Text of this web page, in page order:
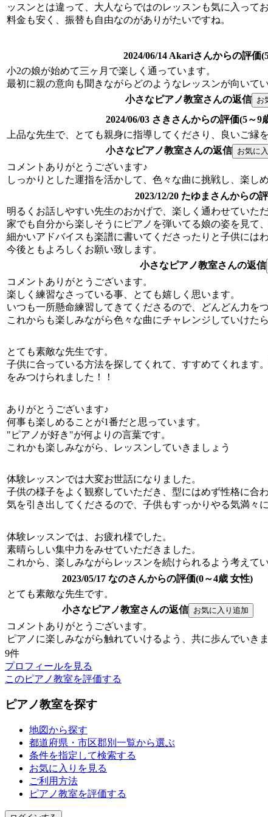
ッスンとは違って、大人ならではのレッスンも気に入って
料金も安く、振替も自由なのがありがたいですね。
2024/06/14 Akariさんからの評価
小2の娘が始めて三ヶ月で楽しく通っています。
最初に親の意向も聞きながらどのようなレッスンが向いて
小さなピアノ教室さんの返信
2024/06/03 さきさんからの評価(5～9
上品な先生で、とても親身に指導してくださり、良いご縁
小さなピアノ教室さんの返信
コメントありがとうございます♪
しっかりとした運指を活かして、色々な曲に挑戦し、楽し
2023/12/20 たゆまさんからの
明るくお話しやすい先生のおかげで、楽しく通わせていただ
家でも自分から楽しそうにピアノを弾いてる娘の姿を見て
細かいアドバイスも楽譜に書いてくださったりと子供には
今後ともよろしくお願い致します。
小さなピアノ教室さんの返信
コメントありがとうございます。
楽しく練習なさっている事、とても嬉しく思います。
いつも一所懸命練習してきてくださるので、どんどん力を
これからも楽しみながら色々な曲にチャレンジしていけた
とても素敵な先生です。
子供に合っている方法を探してくれて、すすめてくれます
をみつけられました！！
ありがとうございます♪
何事も楽しめることが1番だと思っています。
"ピアノが好き"が何よりの言葉です。
これかも楽しみながら、レッスンしていきましょう
体験レッスンでは大変お世話になりました。
子供の様子をよく観察していただき、型にはめず性格に合
気を引き出してくださるので、子供もすっかりやる気満々
体験レッスンでは、お疲れ様でした。
素晴らしい集中力をみせていただきました。
これから、楽しみながらレッスンを続けられるよう考えて
2023/05/17 なのさんからの評価(0～4歳 女性)
とても素敵な先生です。
小さなピアノ教室さんの返信
コメントありがとうございます。
ピアノに楽しみながら触れていけるよう、共に歩んでいきま
9件
プロフィールを見る
このピアノ教室を評価する
ピアノ教室を探す
地図から探す
都道府県・市区郡別一覧から選ぶ
条件を指定して検索する
お気に入りを見る
ご利用方法
ピアノ教室を評価する